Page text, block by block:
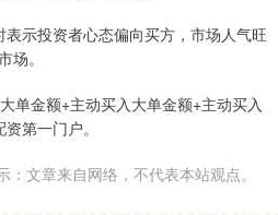
示投资者心态偏向买方，市场人气旺
。
单金额+主动买入大单金额+主动买入
第一门户。
：文章来自网络，不代表本站观点。